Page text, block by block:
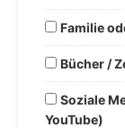
Familie
Bücher /
Soziale
YouTube)